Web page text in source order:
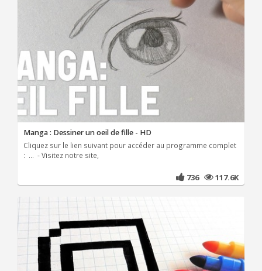
Manga : Dessiner un oeil de fille - HD
Cliquez sur le lien suivant pour accéder au programme complet
: ... - Visitez notre site,
736 117.6K